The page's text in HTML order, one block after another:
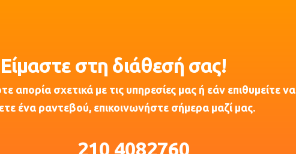
Είμαστε στη διάθεσή σας!
απορία σχετικά με τις υπηρεσίες μας ή εάν επιθυμείτε να
ένα ραντεβού, επικοινωνήστε σήμερα μαζί μας.
210 4082760